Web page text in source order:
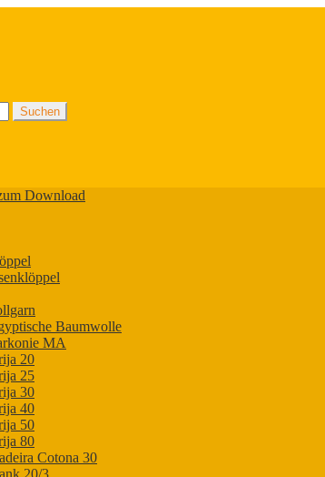
Suchen
Download
Baumwolle
MA
20
25
30
40
50
80
Cotona 30
20/3